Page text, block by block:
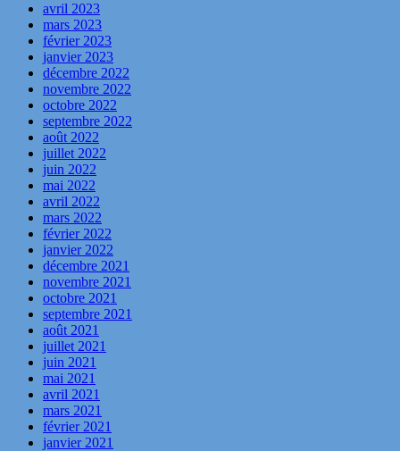
avril 2023
mars 2023
février 2023
janvier 2023
décembre 2022
novembre 2022
octobre 2022
septembre 2022
août 2022
juillet 2022
juin 2022
mai 2022
avril 2022
mars 2022
février 2022
janvier 2022
décembre 2021
novembre 2021
octobre 2021
septembre 2021
août 2021
juillet 2021
juin 2021
mai 2021
avril 2021
mars 2021
février 2021
janvier 2021